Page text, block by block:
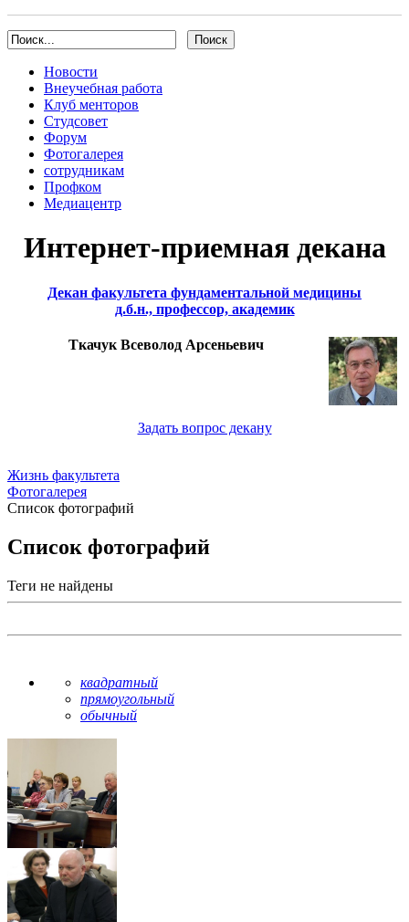
Новости
Внеучебная работа
Клуб менторов
Студсовет
Форум
Фотогалерея
сотрудникам
Профком
Медиацентр
Интернет-приемная декана
Декан факультета фундаментальной медицины
д.б.н., профессор, академик
Ткачук Всеволод Арсеньевич
Задать вопрос декану
Жизнь факультета
Фотогалерея
Список фотографий
Список фотографий
Теги не найдены
квадратный
прямоугольный
обычный